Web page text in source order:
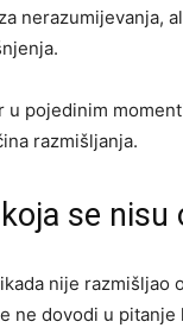
nerazumijevanja,
u pojedinim
razmišljanja.
se nisu
nije razmišljao
ne dovodi u pitanje